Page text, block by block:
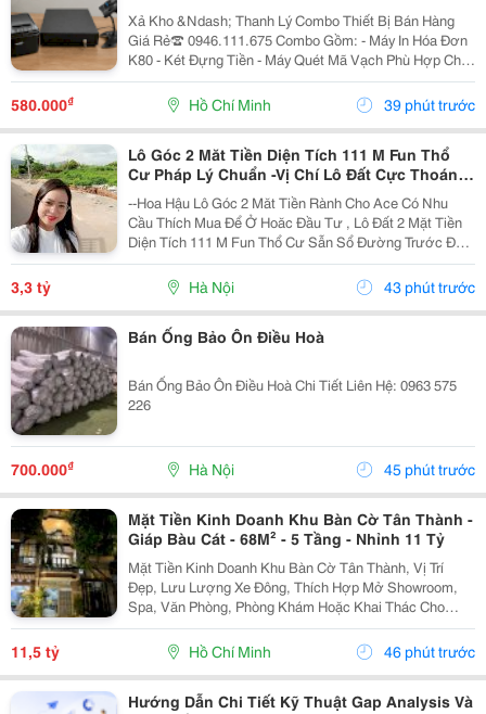
Xả Kho &Ndash; Thanh Lý Combo Thiết Bị Bán Hàng
Giá Rẻ☎️ 0946.111.675 Combo Gồm: - Máy In Hóa Đơn
K80 - Két Đựng Tiền - Máy Quét Mã Vạch Phù Hợp Cho
Tạp Hóa, Shop, Siêu Thị Mini, Quán Ăn, Cafe... ☎️ Liên
Hệ: 0946.111.675 Kazuko Việt Nam...
580.000₫ Hồ Chí Minh 39 phút trước
Lô Góc 2 Măt Tiền Diện Tích 111 M Fun Thổ
Cư Pháp Lý Chuẩn -Vị Chí Lô Đất Cực Thoáng
Mát ,Đất Nằm Mặt Đường Chục
--Hoa Hậu Lô Góc 2 Măt Tiền Rành Cho Ace Có Nhu
Cầu Thích Mua Để Ở Hoăc Đầu Tư , Lô Đất 2 Mặt Tiền
Diện Tích 111 M Fun Thổ Cư Sẫn Sổ Đường Trước Đất
Chuẩn Bị Đang Giải Nhựa Rộng 5,,5 M 2 Ô Tô Tránh
Nhau Vị Trí Đất Sát Trường Học Cấp 1 Thôn Thanh...
3,3 tỷ Hà Nội 43 phút trước
Bán Ống Bảo Ôn Điều Hoà
Bán Ống Bảo Ôn Điều Hoà Chi Tiết Liên Hệ: 0963 575
226
700.000₫ Hà Nội 45 phút trước
Mặt Tiền Kinh Doanh Khu Bàn Cờ Tân Thành -
Giáp Bàu Cát - 68M² - 5 Tầng - Nhỉnh 11 Tỷ
Mặt Tiền Kinh Doanh Khu Bàn Cờ Tân Thành, Vị Trí
Đẹp, Lưu Lượng Xe Đông, Thích Hợp Mở Showroom,
Spa, Văn Phòng, Phòng Khám Hoặc Khai Thác Cho
Thuê. Ưu Điểm Nổi Bật: Diện Tích: 68M&Sup2; Kết
Cấu: 4 Tầng + Sân Thượng 6 Phòng Ngủ Khép Kín...
11,5 tỷ Hồ Chí Minh 46 phút trước
Hướng Dẫn Chi Tiết Kỹ Thuật Gap Analysis Và